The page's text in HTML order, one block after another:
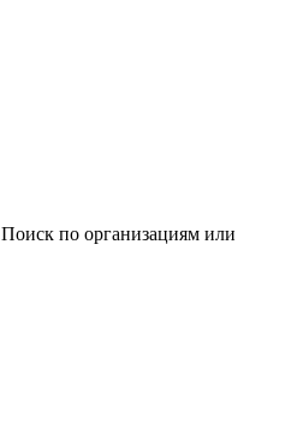
Поиск по организациям или